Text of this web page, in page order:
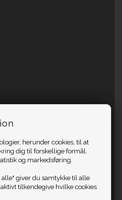
herunder cookies, til at
dig til forskellige formål.
og markedsføring.
alle" giver du samtykke til alle
tilkendegive hvilke cookies